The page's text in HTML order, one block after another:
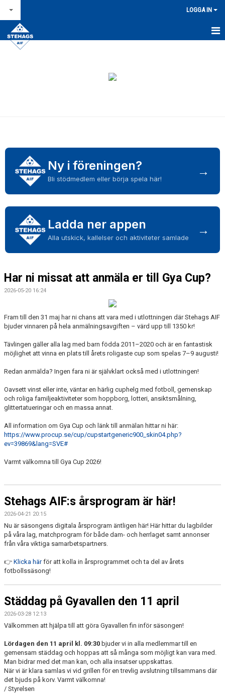
LOGGA IN
STARTSIDA
BILDGALLERI
FÖR LEDARE
Ny i föreningen?
Bli stödmedlem eller börja spela här!
→
Ladda ner appen
Alla utskick, kallelser och aktiviteter samlade
→
Har ni missat att anmäla er till Gya Cup?
2026-05-20 16:24
Fram till den 31 maj har ni chans att vara med i utlottningen där Stehags AIF
bjuder vinnaren på hela anmälningsavgiften – värd upp till 1350 kr!
Tävlingen gäller alla lag med barn födda 2011–2020 och är en fantastisk
möjlighet att vinna en plats till årets roligaste cup som spelas 7–9 augusti!
Redan anmälda? Ingen fara ni är självklart också med i utlottningen!
Oavsett vinst eller inte, väntar en härlig cuphelg med fotboll, gemenskap
och roliga familjeaktiviteter som hoppborg, lotteri, ansiktsmålning,
glittertatueringar och en massa annat.
All information om Gya Cup och länk till anmälan hittar ni här:
https://www.procup.se/cup/cupstartgeneric900_skin04.php?
ev=39869&lang=SVE#
Varmt välkomna till Gya Cup 2026!
Stehags AIF:s årsprogram är här!
2026-04-21 20:15
Nu är säsongens digitala årsprogram äntligen här! Här hittar du lagbilder
på våra lag, matchprogram för både dam- och herrlaget samt annonser
från våra viktiga samarbetspartners.
👉 Klicka härför att kolla in årsprogrammet och ta del av årets
fotbollssäsong!
Städdag på Gyavallen den 11 april
2026-03-28 12:13
Välkommen att hjälpa till att göra Gyavallen fin inför säsongen!
Lördagen den 11 april kl. 09:30 bjuder vi in alla medlemmar till en
gemensam städdag och hoppas att så många som möjligt kan vara med.
Man bidrar med det man kan, och alla insatser uppskattas.
När vi är klara samlas vi vid grillen för en trevlig avslutning tillsammans där
det bjuds på korv. Varmt välkomna!
/ Styrelsen